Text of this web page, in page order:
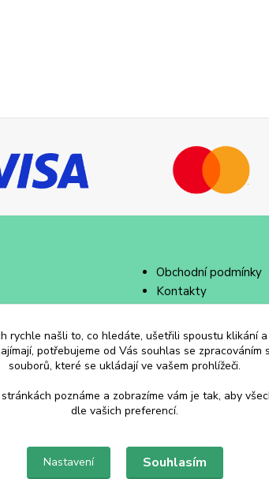
Obchodní podmínky
Kontakty
rychle našli to, co hledáte, ušetřili spoustu klikání
potřebujeme od Vás souhlas se zpracováním
souborů, které se ukládají ve vašem prohlížeči.
poznáme a zobrazíme vám je tak, aby
dle vašich preferencí.
Nastavení Souhlasím